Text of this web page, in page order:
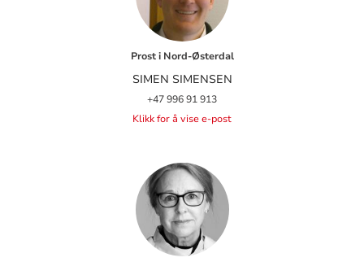
Prost i Nord-Østerdal
SIMEN SIMENSEN
+47 996 91 913
Klikk for å vise e-post